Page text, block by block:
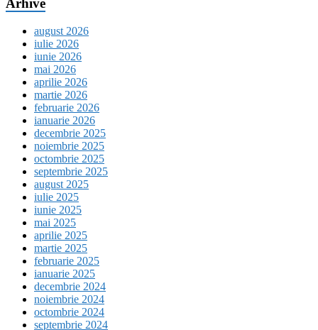
Arhive
august 2026
iulie 2026
iunie 2026
mai 2026
aprilie 2026
martie 2026
februarie 2026
ianuarie 2026
decembrie 2025
noiembrie 2025
octombrie 2025
septembrie 2025
august 2025
iulie 2025
iunie 2025
mai 2025
aprilie 2025
martie 2025
februarie 2025
ianuarie 2025
decembrie 2024
noiembrie 2024
octombrie 2024
septembrie 2024